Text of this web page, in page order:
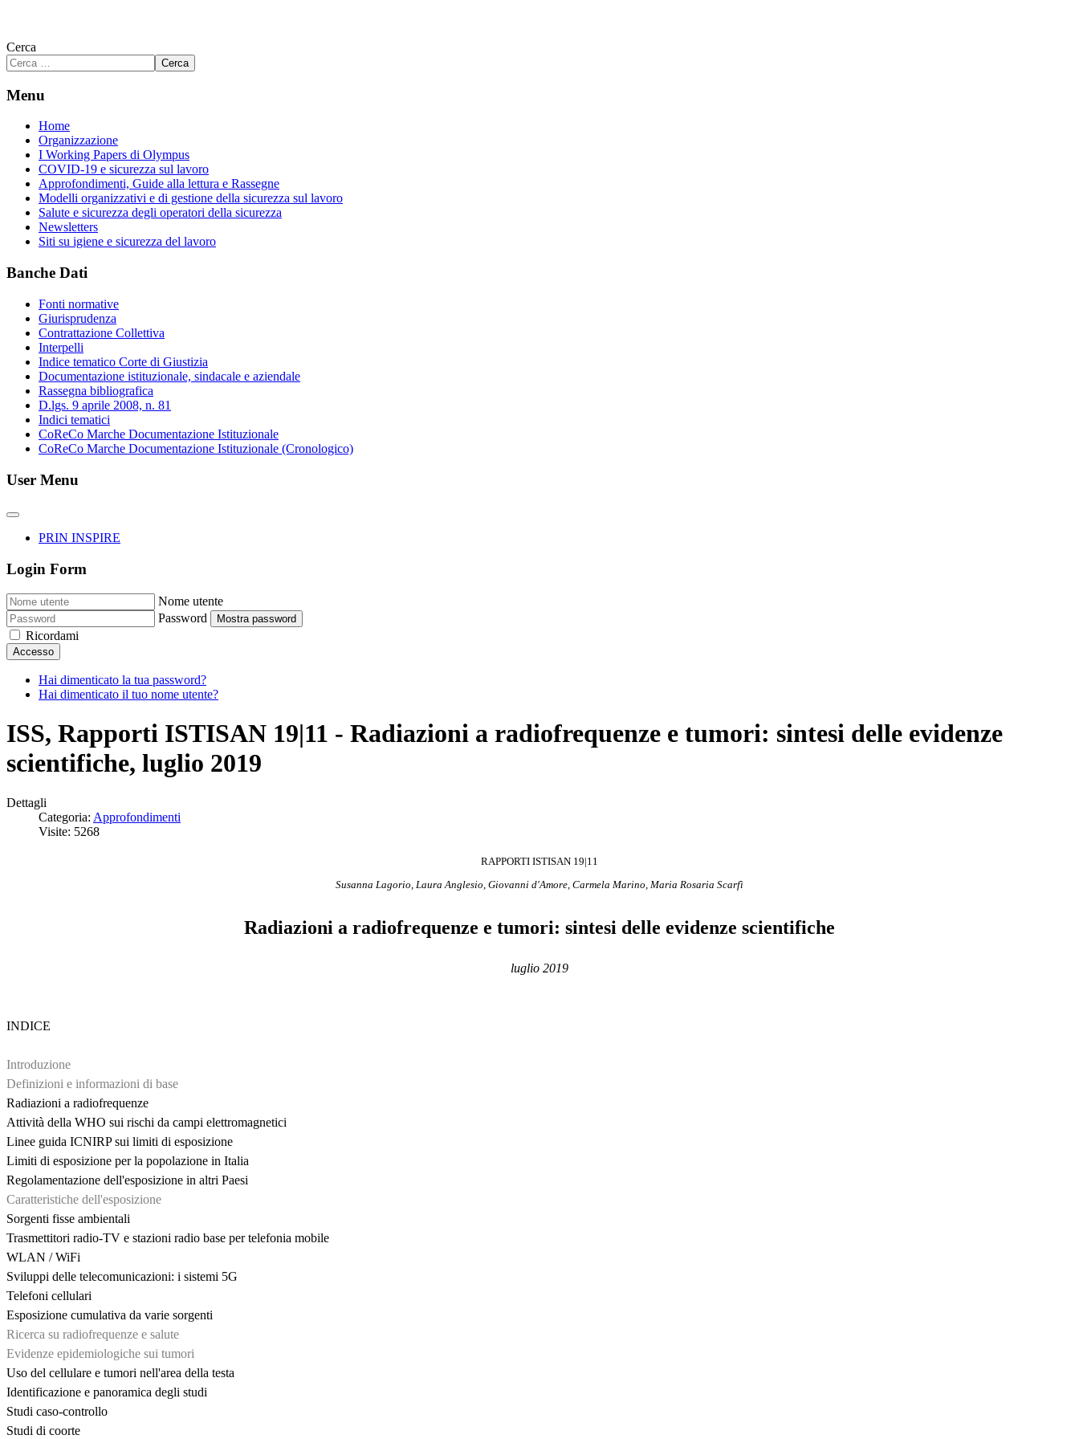
Cerca
Cerca
Menu
Home
Organizzazione
I Working Papers di Olympus
COVID-19 e sicurezza sul lavoro
Approfondimenti, Guide alla lettura e Rassegne
Modelli organizzativi e di gestione della sicurezza sul lavoro
Salute e sicurezza degli operatori della sicurezza
Newsletters
Siti su igiene e sicurezza del lavoro
Banche Dati
Fonti normative
Giurisprudenza
Contrattazione Collettiva
Interpelli
Indice tematico Corte di Giustizia
Documentazione istituzionale, sindacale e aziendale
Rassegna bibliografica
D.lgs. 9 aprile 2008, n. 81
Indici tematici
CoReCo Marche Documentazione Istituzionale
CoReCo Marche Documentazione Istituzionale (Cronologico)
User Menu
PRIN INSPIRE
Login Form
Nome utente
Password
Mostra password
Ricordami
Accesso
Hai dimenticato la tua password?
Hai dimenticato il tuo nome utente?
ISS, Rapporti ISTISAN 19|11 - Radiazioni a radiofrequenze e tumori: sintesi delle evidenze
scientifiche, luglio 2019
Dettagli
Categoria: Approfondimenti
Visite: 5268
RAPPORTI ISTISAN 19|11
Susanna Lagorio, Laura Anglesio, Giovanni d'Amore, Carmela Marino, Maria Rosaria Scarfì
Radiazioni a radiofrequenze e tumori: sintesi delle evidenze scientifiche
luglio 2019
INDICE
Introduzione
Definizioni e informazioni di base
Radiazioni a radiofrequenze
Attività della WHO sui rischi da campi elettromagnetici
Linee guida ICNIRP sui limiti di esposizione
Limiti di esposizione per la popolazione in Italia
Regolamentazione dell'esposizione in altri Paesi
Caratteristiche dell'esposizione
Sorgenti fisse ambientali
Trasmettitori radio-TV e stazioni radio base per telefonia mobile
WLAN / WiFi
Sviluppi delle telecomunicazioni: i sistemi 5G
Telefoni cellulari
Esposizione cumulativa da varie sorgenti
Ricerca su radiofrequenze e salute
Evidenze epidemiologiche sui tumori
Uso del cellulare e tumori nell'area della testa
Identificazione e panoramica degli studi
Studi caso-controllo
Studi di coorte